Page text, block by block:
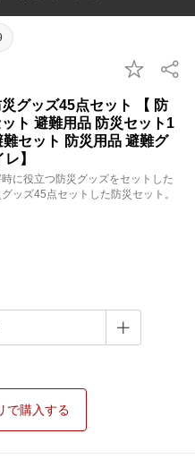
グッズ45点セット 【 防
ト 避難用品 防災セット1
セット 防災用品 避難グ
】
に役立つ防災グッズをセットした
ッズ45点セットした防災セット。
で購入する